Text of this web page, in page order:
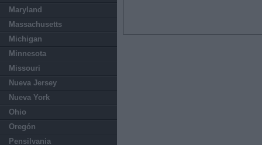
Maryland
Massachusetts
Michigan
Minnesota
Missouri
Nueva Jersey
Nueva York
Ohio
Oregón
Pensilvania